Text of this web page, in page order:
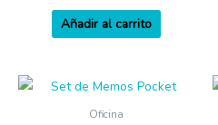
Añadir al carrito
Oficina